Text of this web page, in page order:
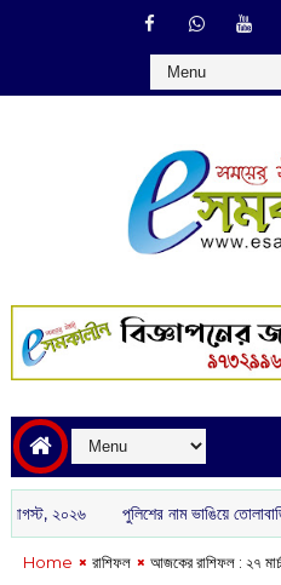
২০২৬ পুলিশের নাম ভাঙিয়ে তোলাবাজি!
Home রাশিফল আজকের রাশিফল : ‌২৭